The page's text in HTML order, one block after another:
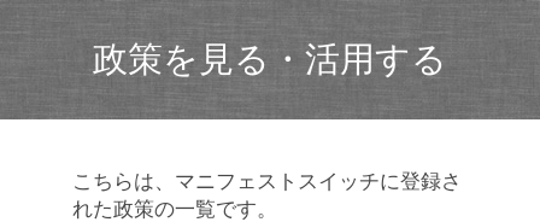
政策を見る・活用する
こちらは、マニフェストスイッチに登録さ
れた政策の一覧です。